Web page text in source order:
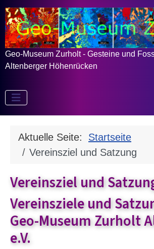
Geo-Museum Zurholt - Gesteine und
Altenberger Höhenrücken
Aktuelle Seite: Startseite
Vereinsziel und Satzung
Vereinsziel und
Vereinsziele und
Geo-Museum Zurholt
e.V.